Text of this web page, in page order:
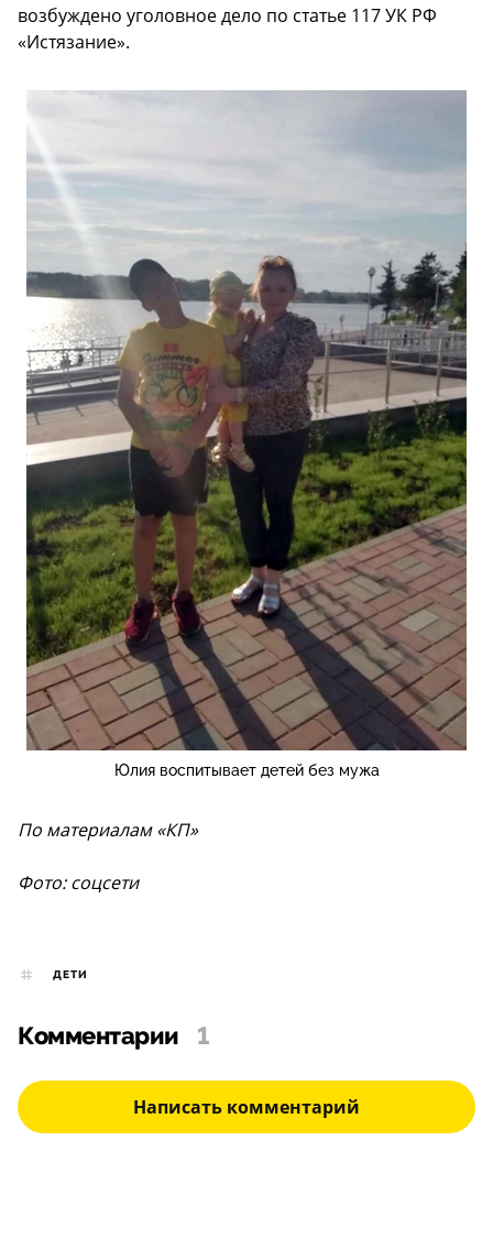
возбуждено уголовное дело по статье 117 УК РФ
«Истязание».
Юлия воспитывает детей без мужа
По материалам «КП»
Фото: соцсети
ДЕТИ
Комментарии 1
Написать комментарий